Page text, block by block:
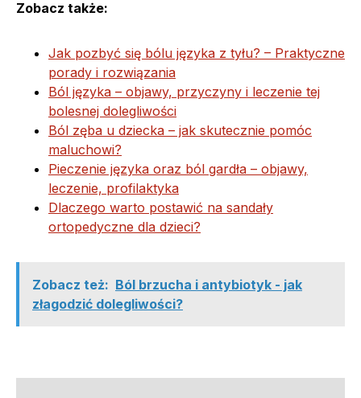
Zobacz także:
Jak pozbyć się bólu języka z tyłu? – Praktyczne
porady i rozwiązania
Ból języka – objawy, przyczyny i leczenie tej
bolesnej dolegliwości
Ból zęba u dziecka – jak skutecznie pomóc
maluchowi?
Pieczenie języka oraz ból gardła – objawy,
leczenie, profilaktyka
Dlaczego warto postawić na sandały
ortopedyczne dla dzieci?
Zobacz też: Ból brzucha i antybiotyk - jak
złagodzić dolegliwości?